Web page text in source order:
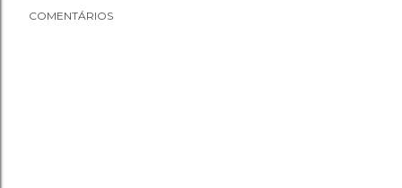
COMENTÁRIOS